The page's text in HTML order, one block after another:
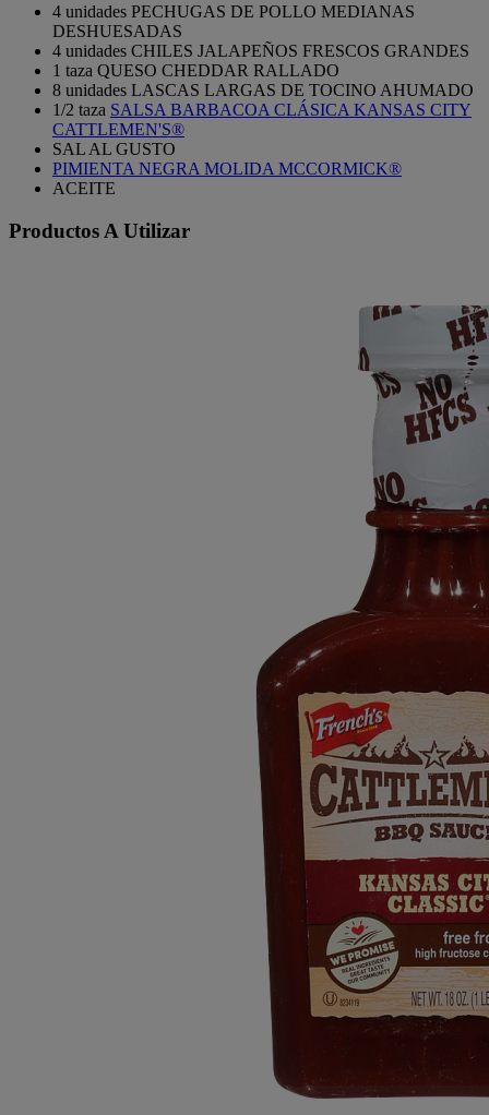
4 unidades PECHUGAS DE POLLO MEDIANAS
DESHUESADAS
4 unidades CHILES JALAPEÑOS FRESCOS GRANDES
1 taza QUESO CHEDDAR RALLADO
8 unidades LASCAS LARGAS DE TOCINO AHUMADO
1/2 taza SALSA BARBACOA CLÁSICA KANSAS CITY
CATTLEMEN'S®
SAL AL GUSTO
PIMIENTA NEGRA MOLIDA MCCORMICK®
ACEITE
Productos A Utilizar